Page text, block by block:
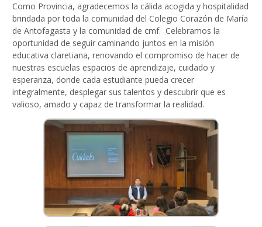
Como Provincia, agradecemos la cálida acogida y hospitalidad
brindada por toda la comunidad del Colegio Corazón de María
de Antofagasta y la comunidad de cmf. Celebramos la
oportunidad de seguir caminando juntos en la misión
educativa claretiana, renovando el compromiso de hacer de
nuestras escuelas espacios de aprendizaje, cuidado y
esperanza, donde cada estudiante pueda crecer
integralmente, desplegar sus talentos y descubrir que es
valioso, amado y capaz de transformar la realidad.